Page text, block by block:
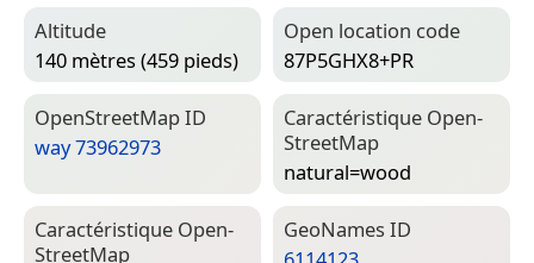
Altitude
140 mètres (459 pieds)
Open location code
87P5GHX8+PR
Open­Street­Map ID
way 73962973
Caractéristique Open­
Street­Map
natural=­wood
Caractéristique Open­
Street­Map
Geo­Names ID